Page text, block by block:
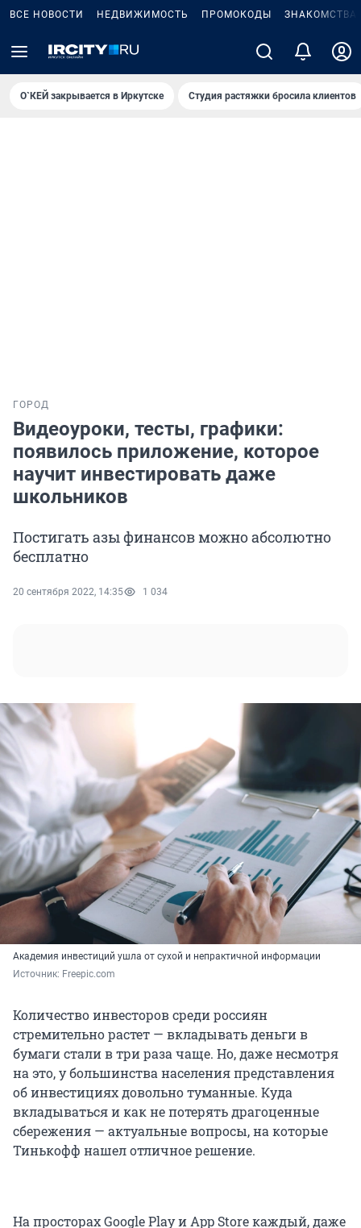
ВСЕ НОВОСТИ НЕДВИЖИМОСТЬ ПРОМОКОДЫ ЗНАКОМСТВА
О`КЕЙ закрывается в Иркутске Студия растяжки бросила клиентов
ГОРОД
Видеоуроки, тесты, графики:
появилось приложение, которое
научит инвестировать даже
школьников
Постигать азы финансов можно абсолютно
бесплатно
20 сентября 2022, 14:35 1 034
Академия инвестиций ушла от сухой и непрактичной информации
Источник: Freepic.com
Количество инвесторов среди россиян
стремительно растет — вкладывать деньги в
бумаги стали в три раза чаще. Но, даже несмотря
на это, у большинства населения представления
об инвестициях довольно туманные. Куда
вкладываться и как не потерять драгоценные
сбережения — актуальные вопросы, на которые
Тинькофф нашел отличное решение.
На просторах Google Play и App Store каждый, даже